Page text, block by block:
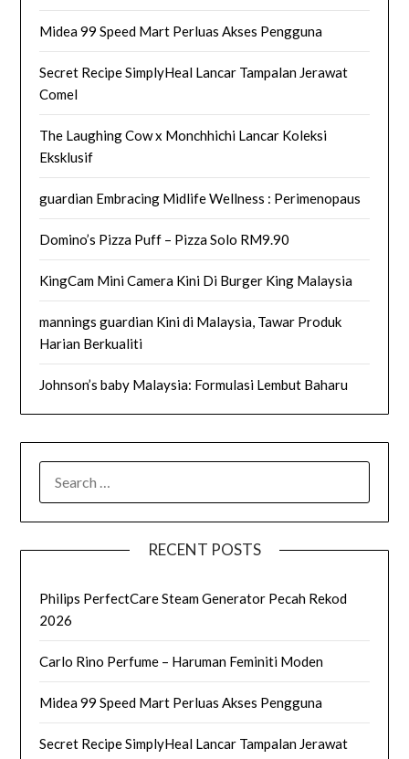
Midea 99 Speed Mart Perluas Akses Pengguna
Secret Recipe SimplyHeal Lancar Tampalan Jerawat
Comel
The Laughing Cow x Monchhichi Lancar Koleksi
Eksklusif
guardian Embracing Midlife Wellness : Perimenopaus
Domino’s Pizza Puff – Pizza Solo RM9.90
KingCam Mini Camera Kini Di Burger King Malaysia
mannings guardian Kini di Malaysia, Tawar Produk
Harian Berkualiti
Johnson’s baby Malaysia: Formulasi Lembut Baharu
RECENT POSTS
Philips PerfectCare Steam Generator Pecah Rekod
2026
Carlo Rino Perfume – Haruman Feminiti Moden
Midea 99 Speed Mart Perluas Akses Pengguna
Secret Recipe SimplyHeal Lancar Tampalan Jerawat